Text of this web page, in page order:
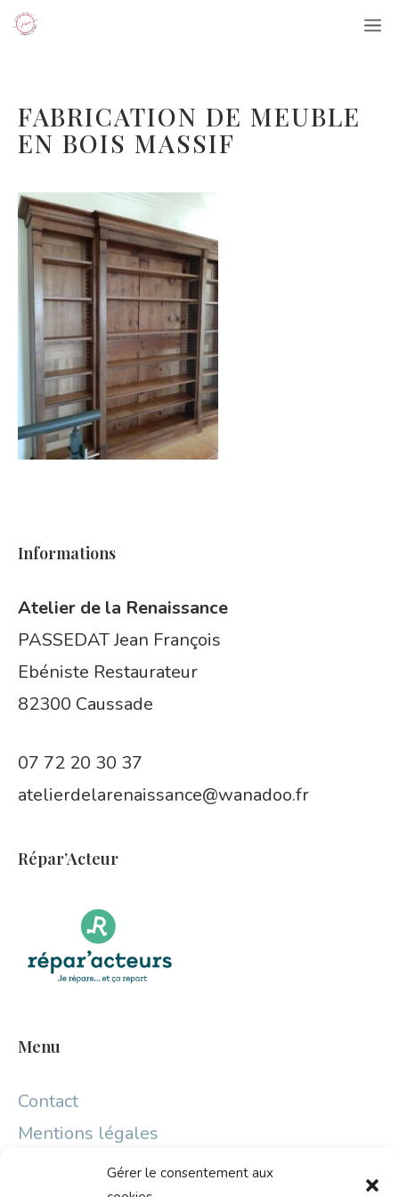
Gérer le consentement aux
Aller
FABRICATION DE MEUBLE
EN BOIS MASSIF
Informations
Atelier de la Renaissance
PASSEDAT Jean François
Ebéniste Restaurateur
82300 Caussade
07 72 20 30 37
atelierdelarenaissance@wanadoo.fr
Répar’Acteur
Menu
Contact
Mentions légales